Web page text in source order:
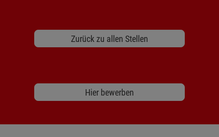
Zurück zu allen Stellen
Hier bewerben